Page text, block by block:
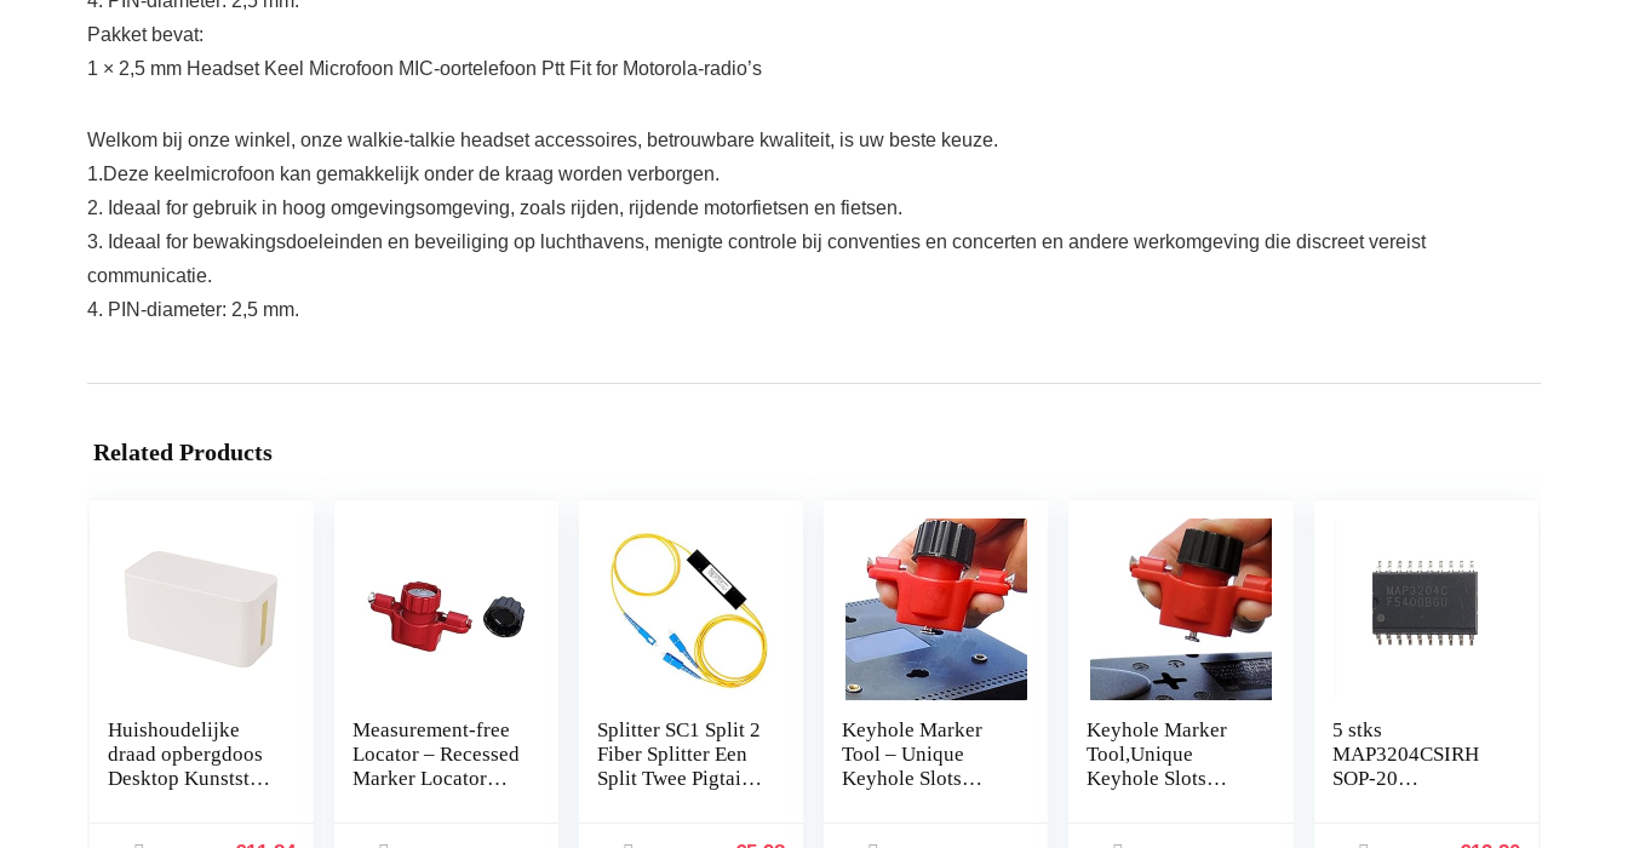
Pakket bevat:
1 × 2,5 mm Headset Keel Microfoon MIC-oortelefoon Ptt Fit for Motorola-radio’s
Welkom bij onze winkel, onze walkie-talkie headset accessoires, betrouwbare kwaliteit, is uw beste keuze.
1.Deze keelmicrofoon kan gemakkelijk onder de kraag worden verborgen.
2. Ideaal for gebruik in hoog omgevingsomgeving, zoals rijden, rijdende motorfietsen en fietsen.
3. Ideaal for bewakingsdoeleinden en beveiliging op luchthavens, menigte controle bij conventies en concerten en andere werkomgeving die discreet vereist
communicatie.
4. PIN-diameter: 2,5 mm.
Related Products
Huishoudelijke
draad opbergdoos
Desktop Kunststof
Measurement-free
Locator – Recessed
Marker Locator
Splitter SC1 Split 2
Fiber Splitter Een
Split Twee Pigtail
Keyhole Marker
Tool – Unique
Keyhole Slots
Keyhole Marker
Tool,Unique
Keyhole Slots
5 stks
MAP3204CSIRH
SOP-20